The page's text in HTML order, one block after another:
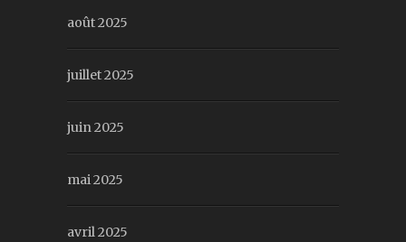
août 2025
juillet 2025
juin 2025
mai 2025
avril 2025